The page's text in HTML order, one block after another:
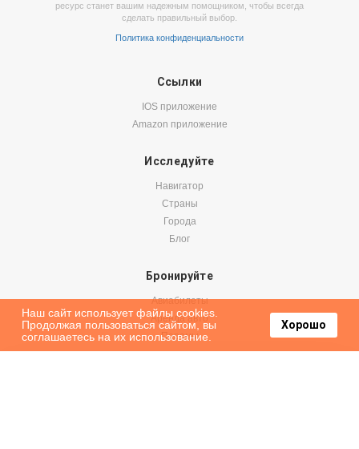
ресурс станет вашим надежным помощником, чтобы всегда
сделать правильный выбор.
Политика конфиденциальности
Ссылки
IOS приложение
Amazon приложение
Исследуйте
Навигатор
Страны
Города
Блог
Бронируйте
Авиабилеты
Аренда авто
Паромы
Наш сайт использует файлы cookies.
Продолжая пользоваться сайтом, вы
соглашаетесь на их использование.
Хорошо